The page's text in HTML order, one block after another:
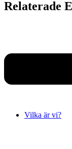
Vilka är vi?
Relaterade